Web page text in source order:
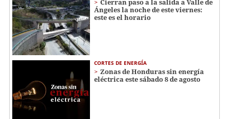
Cierran paso a la salida a Valle de
Ángeles la noche de este viernes:
este es el horario
CORTES DE ENERGÍA
Zonas de Honduras sin energía
eléctrica este sábado 8 de agosto